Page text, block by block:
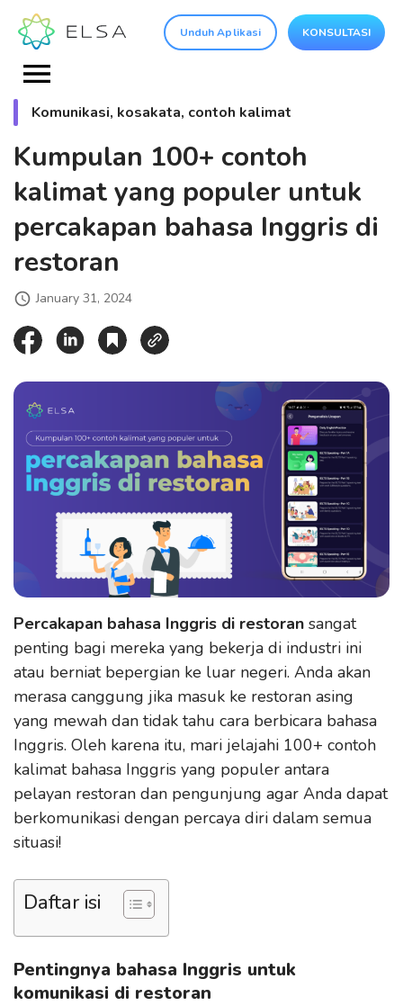
Unduh Aplikasi KONSULTASI
Komunikasi, kosakata, contoh kalimat
Kumpulan 100+ contoh
kalimat yang populer untuk
percakapan bahasa Inggris di
restoran
January 31, 2024
Percakapan bahasa Inggris di restoran sangat
penting bagi mereka yang bekerja di industri ini
atau berniat bepergian ke luar negeri. Anda akan
merasa canggung jika masuk ke restoran asing
yang mewah dan tidak tahu cara berbicara bahasa
Inggris. Oleh karena itu, mari jelajahi 100+ contoh
kalimat bahasa Inggris yang populer antara
pelayan restoran dan pengunjung agar Anda dapat
berkomunikasi dengan percaya diri dalam semua
situasi!
Daftar isi
Pentingnya bahasa Inggris untuk
komunikasi di restoran